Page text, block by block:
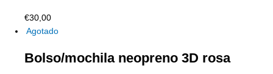
€30,00
Agotado
Bolso/mochila neopreno 3D rosa